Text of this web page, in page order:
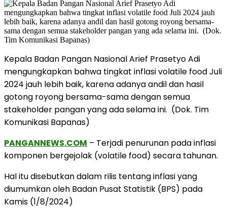
Kepala Badan Pangan Nasional Arief Prasetyo Adi
mengungkapkan bahwa tingkat inflasi volatile food Juli
2024 jauh lebih baik, karena adanya andil dan hasil
gotong royong bersama-sama dengan semua
stakeholder pangan yang ada selama ini. (Dok. Tim
Komunikasi Bapanas)
PANGANNEWS.COM – Terjadi penurunan pada inflasi
komponen bergejolak (volatile food) secara tahunan.
Hal itu disebutkan dalam rilis tentang inflasi yang
diumumkan oleh Badan Pusat Statistik (BPS) pada
Kamis (1/8/2024)